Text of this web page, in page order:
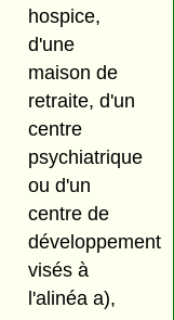
hospice,
d'une
maison de
retraite, d'un
centre
psychiatrique
ou d'un
centre de
développement
visés à
l'alinéa a),